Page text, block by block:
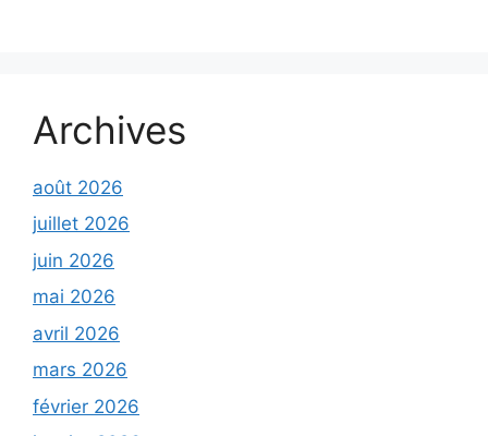
Archives
août 2026
juillet 2026
juin 2026
mai 2026
avril 2026
mars 2026
février 2026